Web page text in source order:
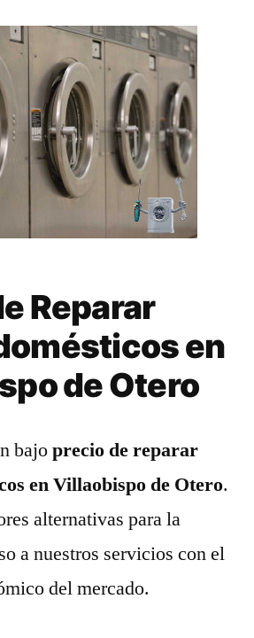
Reparar
en
de Otero
bajoprecio de reparar
en Villaobispo de Otero.
alternativas para la
a nuestros servicios con el
del mercado.